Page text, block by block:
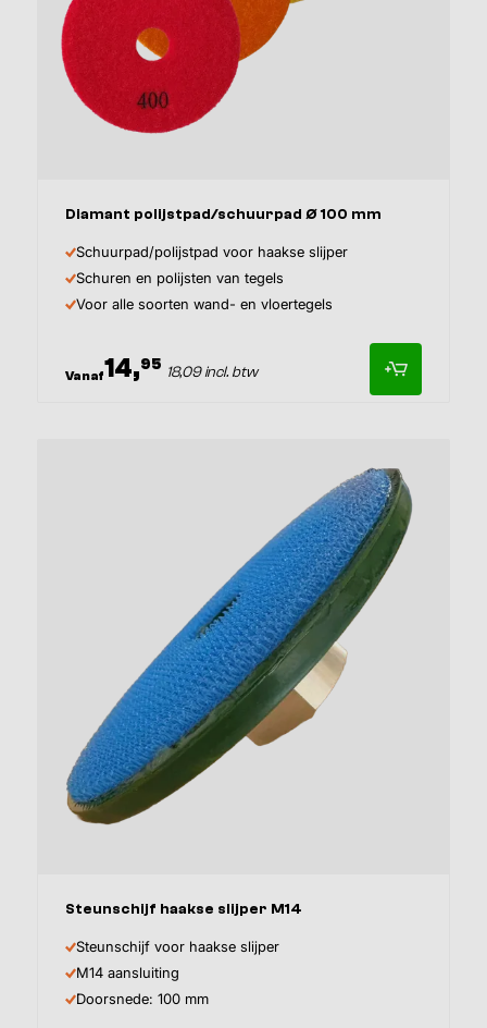
Afmeting
Diamant polijstpad/schuurpad Ø 100 mm
Schuurpad/polijstpad voor haakse slijper
Schuren en polijsten van tegels
Voor alle soorten wand- en vloertegels
Vanaf14,95 18,09 incl. btw
Steunschijf haakse slijper M14
Steunschijf voor haakse slijper
M14 aansluiting
Doorsnede: 100 mm